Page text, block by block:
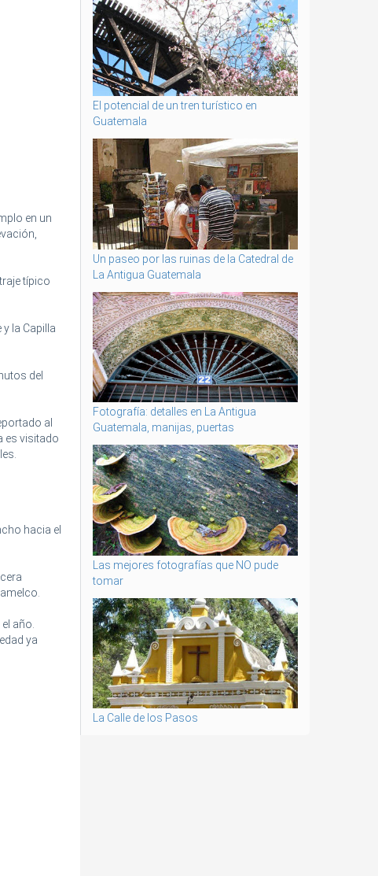
en un
típico
la Capilla
del
al
es visitado
hacia el
año.
ya
El potencial de un tren turístico en
Guatemala
Un paseo por las ruinas de la Catedral de
La Antigua Guatemala
Fotografía: detalles en La Antigua
Guatemala, manijas, puertas
Las mejores fotografías que NO pude
tomar
La Calle de los Pasos